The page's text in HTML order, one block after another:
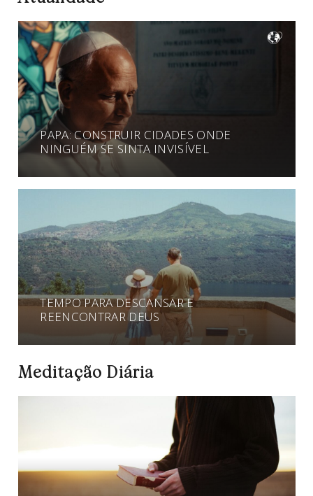
PAPA: CONSTRUIR CIDADES ONDE
NINGUÉM SE SINTA INVISÍVEL
TEMPO PARA DESCANSAR E
REENCONTRAR DEUS
Meditação Diária